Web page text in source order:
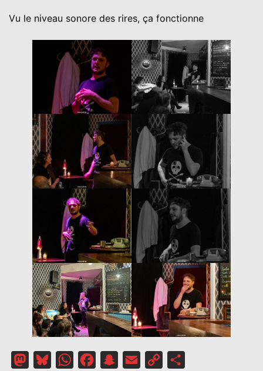
Vu le niveau sonore des rires, ça fonctionne
MastodonBlueskyWhatsAppFacebookSnapchat
Email
Copy